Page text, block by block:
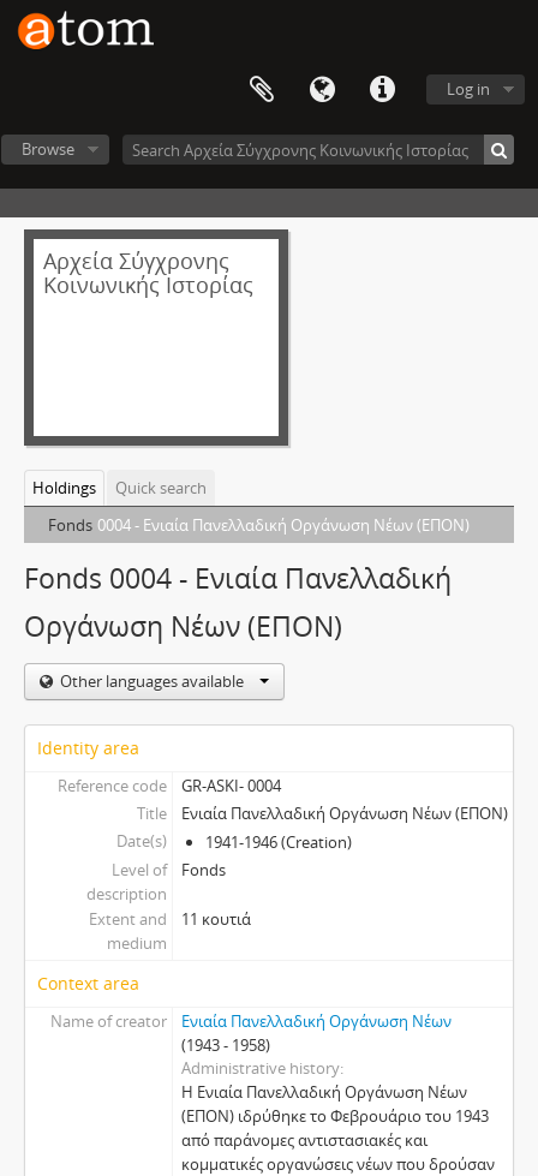
Log in
Browse
Αρχεία Σύγχρονης
Κοινωνικής Ιστορίας
Holdings
Quick search
Fonds 0004 - Ενιαία Πανελλαδική Οργάνωση Νέων (ΕΠΟΝ)
Fonds 0004 - Ενιαία Πανελλαδική
Οργάνωση Νέων (ΕΠΟΝ)
Other languages available
Identity area
Reference code
GR-ASKI- 0004
Title
Ενιαία Πανελλαδική Οργάνωση Νέων (ΕΠΟΝ)
Date(s)
1941-1946 (Creation)
Level of
description
Fonds
Extent and
medium
11 κουτιά
Context area
Name of creator
Ενιαία Πανελλαδική Οργάνωση Νέων
(1943 - 1958)
Administrative history
Η Ενιαία Πανελλαδική Οργάνωση Νέων
(ΕΠΟΝ) ιδρύθηκε το Φεβρουάριο του 1943
από παράνοµες αντιστασιακές και
κοµµατικές οργανώσεις νέων που δρούσαν